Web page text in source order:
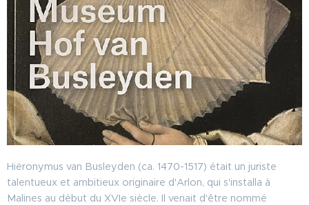
Hiëronymus van Busleyden (ca. 1470-1517) était un juriste
talentueux et ambitieux originaire d'Arlon, qui s'installa à
Malines au début du XVIe siècle. Il venait d'être nommé